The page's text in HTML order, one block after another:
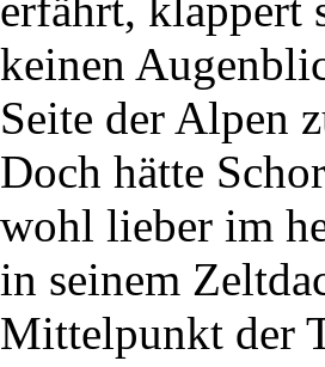
erfährt, klappert
keinen
Seite der Alpen
Doch hätte
wohl lieber im
in seinem
Mittelpunkt der